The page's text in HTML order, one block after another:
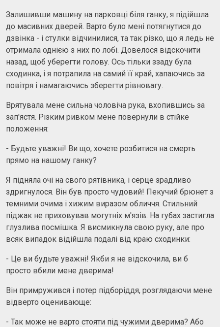
Залишивши машину на парковці біля ганку, я підійшла
до масивних дверей. Варто було мені потягнутися до
дзвінка - і стулки відчинилися, та так різко, що я ледь не
отримала однією з них по лобі. Довелося відскочити
назад, щоб уберегти голову. Ось тільки ззаду була
сходинка, і я потрапила на самий її край, хапаючись за
повітря і намагаючись зберегти рівновагу.
Врятувала мене сильна чоловіча рука, вхопившись за
зап'ястя. Різким ривком мене повернули в стійке
положення:
- Будьте уважні! Ви що, хочете розбитися на смерть
прямо на нашому ганку?
Я підняла очі на свого рятівника, і серце зрадливо
здригнулося. Він був просто чудовий! Пекучий брюнет з
темними очима і хижим виразом обличчя. Стильний
піджак не приховував могутніх м'язів. На губах застигла
глузлива посмішка. Я висмикнула свою руку, але про
всяк випадок відійшла подалі від краю сходинки:
- Це ви будьте уважні! Якби я не відскочила, ви б
просто вбили мене дверима!
Він примружився і потер підборіддя, розглядаючи мене
відверто оценивающе:
- Так може не варто стояти під чужими дверима? Або